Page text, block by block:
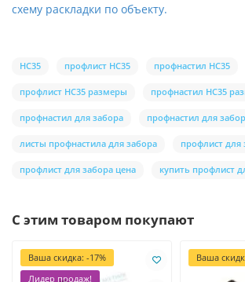
схему раскладки по объекту.
НС35 профлист НС35 профнастил НС35
профлист НС35 размеры профнастил НС35
профнастил для забора профнастил для
листы профнастила для забора профлист для
профлист для забора цена купить профлист
С этим товаром покупают
Ваша скидка: -17%
Лидер продаж!
Ваша